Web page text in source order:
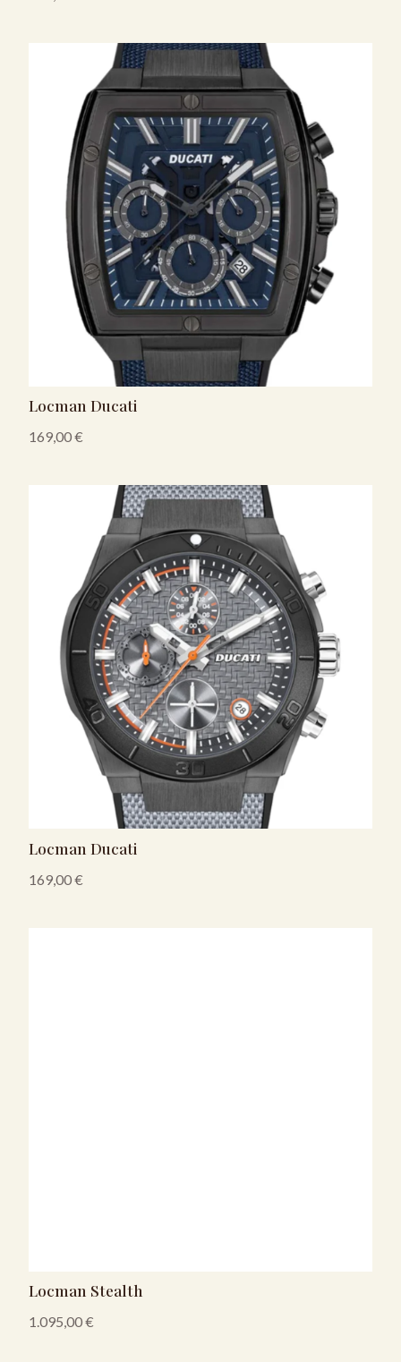
Locman Ducati
169,00€
Locman Ducati
169,00€
Locman Stealth
1.095,00€